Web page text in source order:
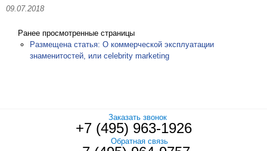
09.07.2018
Ранее просмотренные страницы
Размещена статья: О коммерческой эксплуатации
знаменитостей, или celebrity marketing
Заказать звонок
+7 (495) 963-1926
Обратная связь